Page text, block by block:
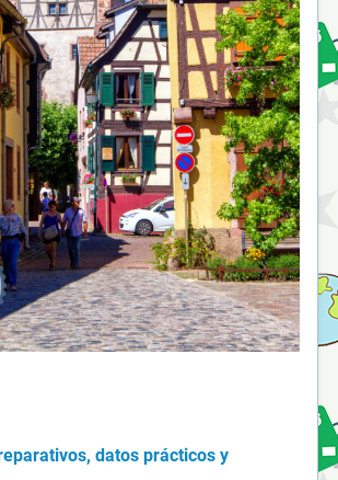
datos prácticos y